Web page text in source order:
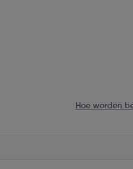
Hoe worden